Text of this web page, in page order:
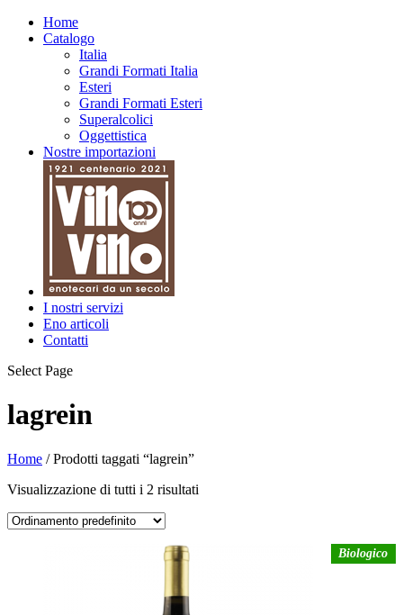
Home
Catalogo
Italia
Grandi Formati Italia
Esteri
Grandi Formati Esteri
Superalcolici
Oggettistica
Nostre importazioni
I nostri servizi
Eno articoli
Contatti
Select Page
lagrein
Home / Prodotti taggati “lagrein”
Visualizzazione di tutti i 2 risultati
Biologico